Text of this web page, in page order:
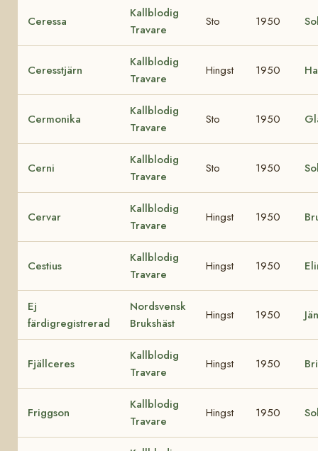
Ceressa
Kallblodig
Travare
Sto 1950
Ceresstjärn
Kallblodig
Travare
Hingst 1950
Cermonika
Kallblodig
Travare
Sto 1950
Cerni
Kallblodig
Travare
Sto 1950
Cervar
Kallblodig
Travare
Hingst 1950
Cestius
Kallblodig
Travare
Hingst 1950
Ej
färdigregistrerad
Nordsvensk
Brukshäst
Hingst 1950
Fjällceres
Kallblodig
Travare
Hingst 1950
Friggson
Kallblodig
Travare
Hingst 1950